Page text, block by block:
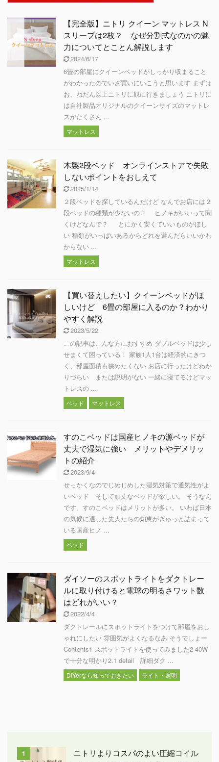
【完全版】ニトリ クイーン マットレス N
スリープは2枚？ なぜ分割式なのかの魅
力についてとことん解説します
2024/6/17
6畳の部屋にクイーンベッドがしっかり収まること
がわかったのでいざ買いにいこうと思います まずは
お、ねだん以上ニトリに観に行きましょう ニトリに
は自社製品オリジナルのクイーンサイズのマットレ
スがたくさん ...
マットレス
木製2段ベッド オンラインストアで失敗
しないポイントをおしえて
2025/1/14
２段ベッドを探しているんだけど なんでお店には２
段ベッドの種類が少ないの？ ヒノキがいいって聞
くけどなんで？ とにかく安くていいものがほし
い 種類がいっぱいあるからどれを選んだらいいかわ
からない ...
マットレス
【買い替えしたい】クイーンベッドがほ
しいけど 6畳の部屋に入るのか？わかり
やすく解説
2023/5/22
この記事はこんな方におすすめ ダブルベッドは少し
せまくて困っている！ 家族1人1台は経済的にきつ
く、部屋面積も狭めたくない お店に行ったけどわか
りづらい または説明がない 一緒に寝てるけどマッ
トレスの ...
ベッド マットレス
すのこベッドは国産ヒノキの源ベッドが
丈夫で湿気に強い メリットやデメリッ
トの紹介
2023/9/4
せっかくなのでじめじめした湿気対策で通気性がよ
いベッド そして頑丈なベッドが欲しい。 そうなん
です。すのこベッドはメリットが多い。 いわば日本
の気候に適した先人たちの知恵がぎゅっと詰まって
いる国産ヒノ ...
ベッド
ダイソーのスポットライトをダクトレー
ルに取り付けると電球の明るさワット数
はどれがいい？
2022/4/4
ダクトレールにスポットライトをつけて部屋をおし
ゃれにしたい 雰囲気がよくなるなあ そうでしょー
Contents1 スポットライトを使ってみました2 40W
で十分な明かり2.1 detail 詳細ダク ...
DIYerなら知っておきたい ライト・照明
1
ニトリよりコスパのよい圧縮コイル